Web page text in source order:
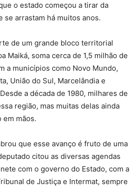
o estado começou a tirar da
se arrastam há muitos anos.
de um grande bloco territorial
Maiká, soma cerca de 1,5 milhão de
a municípios como Novo Mundo,
União do Sul, Marcelândia e
a década de 1980, milhares de
região, mas muitas delas ainda
mãos.
que esse avanço é fruto de uma
citou as diversas agendas
com o governo do Estado, com a
de Justiça e Intermat, sempre